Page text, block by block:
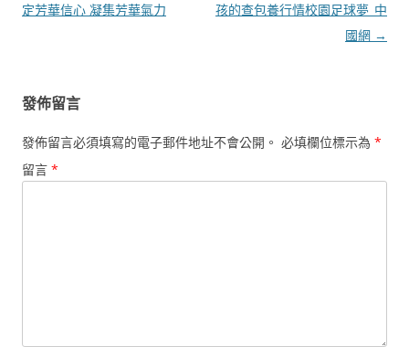
章
定芳華信心 凝集芳華氣力
孩的查包養行情校園足球夢_中
國網 →
發佈留言
發佈留言必須填寫的電子郵件地址不會公開。 必填欄位標示為 *
留言 *